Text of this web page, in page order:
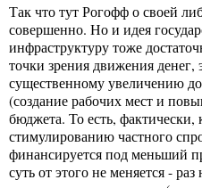
Так что тут Рогофф о своей
совершенно. Но и идея
инфраструктуру тоже
точки зрения движения денег,
существенному увеличению
(создание рабочих мест и
бюджета. То есть,
стимулированию частного
финансируется под меньший
суть от этого не меняется -